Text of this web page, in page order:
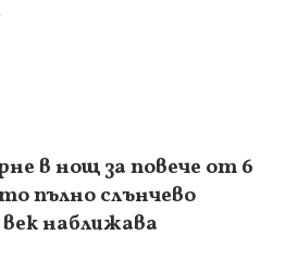
в нощ за повече от 6
пълно слънчево
наближава